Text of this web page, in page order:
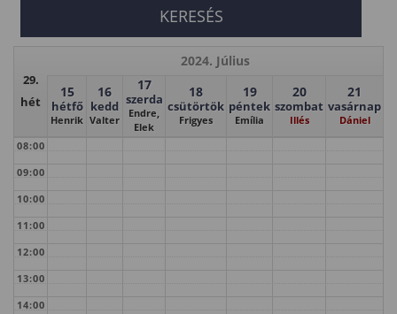
29.
hét
2024. Július
15
hétfő
Henrik
16
kedd
Valter
17
szerda
Endre,
Elek
18
csütörtök
Frigyes
19
péntek
Emília
20
szombat
Illés
21
vasárnap
Dániel
08:00
09:00
10:00
11:00
12:00
13:00
14:00